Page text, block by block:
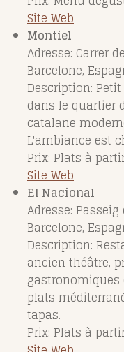
Site Web
Montiel
Adresse: Carrer
Barcelone,
Description:
dans le quartier
catalane
L'ambiance est
Prix: Plats à
Site Web
El Nacional
Adresse: Passeig
Barcelone,
Description:
ancien théâtre,
gastronomiques
plats
tapas.
Prix: Plats à